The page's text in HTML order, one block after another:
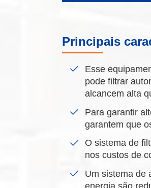
Principais
Esse
pode filtrar
alcancem alta
Para garantir
garantem que
O sistema de
nos custos de
Um sistema de